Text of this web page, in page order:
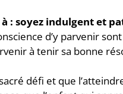
: soyez indulgent et
d’y parvenir
à tenir sa bonne
défi et que